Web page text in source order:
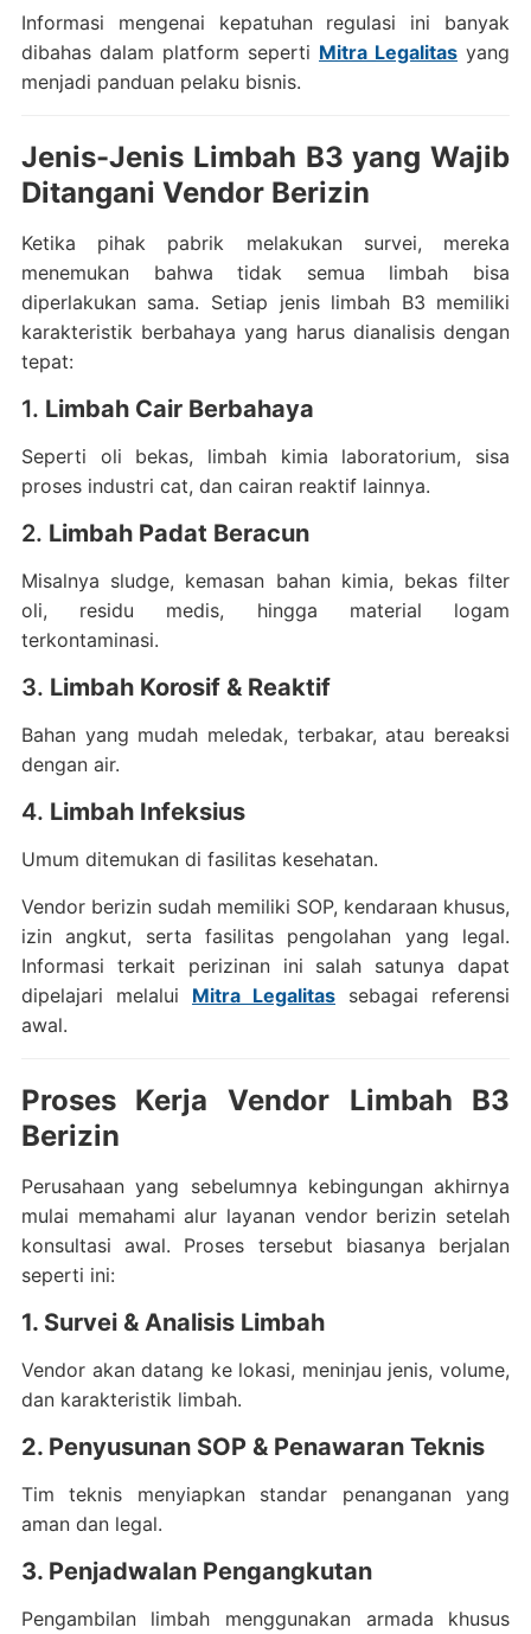
Informasi mengenai kepatuhan regulasi ini banyak
dibahas dalam platform seperti Mitra Legalitas yang
menjadi panduan pelaku bisnis.
Jenis-Jenis Limbah B3 yang Wajib
Ditangani Vendor Berizin
Ketika pihak pabrik melakukan survei, mereka
menemukan bahwa tidak semua limbah bisa
diperlakukan sama. Setiap jenis limbah B3 memiliki
karakteristik berbahaya yang harus dianalisis dengan
tepat:
1. Limbah Cair Berbahaya
Seperti oli bekas, limbah kimia laboratorium, sisa
proses industri cat, dan cairan reaktif lainnya.
2. Limbah Padat Beracun
Misalnya sludge, kemasan bahan kimia, bekas filter
oli, residu medis, hingga material logam
terkontaminasi.
3. Limbah Korosif & Reaktif
Bahan yang mudah meledak, terbakar, atau bereaksi
dengan air.
4. Limbah Infeksius
Umum ditemukan di fasilitas kesehatan.
Vendor berizin sudah memiliki SOP, kendaraan khusus,
izin angkut, serta fasilitas pengolahan yang legal.
Informasi terkait perizinan ini salah satunya dapat
dipelajari melalui Mitra Legalitas sebagai referensi
awal.
Proses Kerja Vendor Limbah B3
Berizin
Perusahaan yang sebelumnya kebingungan akhirnya
mulai memahami alur layanan vendor berizin setelah
konsultasi awal. Proses tersebut biasanya berjalan
seperti ini:
1. Survei & Analisis Limbah
Vendor akan datang ke lokasi, meninjau jenis, volume,
dan karakteristik limbah.
2. Penyusunan SOP & Penawaran Teknis
Tim teknis menyiapkan standar penanganan yang
aman dan legal.
3. Penjadwalan Pengangkutan
Pengambilan limbah menggunakan armada khusus